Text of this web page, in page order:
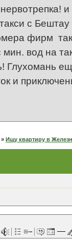
с
фирм
мин. вод на
Глухомань
и
» Ищу квартиру в